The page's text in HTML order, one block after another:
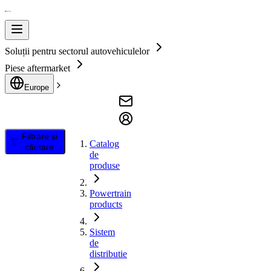
Soluții pentru sectorul autovehiculelor
Piese aftermarket
Europe
Filtrare și
căutare
Catalog
de
produse
Powertrain
products
Sistem
de
distributie